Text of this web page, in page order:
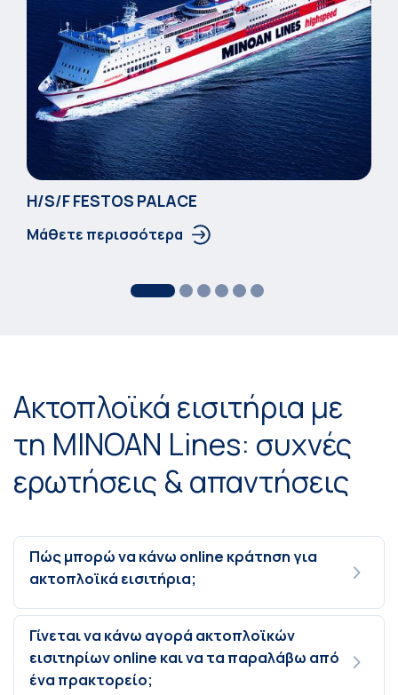
Η/S/F FESTOS PALACΕ
Μάθετε περισσότερα
Ακτοπλοϊκά εισιτήρια με
τη MINOAN Lines: συχνές
ερωτήσεις & απαντήσεις
Πώς μπορώ να κάνω online κράτηση για
ακτοπλοϊκά εισιτήρια;
Γίνεται να κάνω αγορά ακτοπλοϊκών
εισιτηρίων online και να τα παραλάβω από
ένα πρακτορείο;